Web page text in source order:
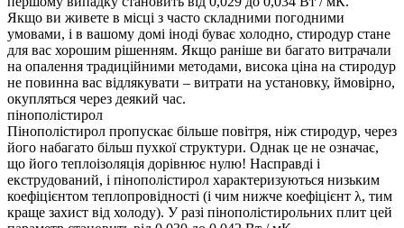
Якщо ви живете в місці з часто складними погодними
умовами, і в вашому домі іноді буває холодно, стиродур стане
для вас хорошим рішенням. Якщо раніше ви багато витрачали
на опалення традиційними методами, висока ціна на стиродур
не повинна вас відлякувати – витрати на установку, ймовірно,
окупляться через деякий час.
пінополістирол
Пінополістирол пропускає більше повітря, ніж стиродур, через
його набагато більш пухкої структури. Однак це не означає,
що його теплоізоляція дорівнює нулю! Насправді і
екструдований, і пінополістирол характеризуються низьким
коефіцієнтом теплопровідності (і чим нижче коефіцієнт λ, тим
краще захист від холоду). У разі пінополістирольних плит цей